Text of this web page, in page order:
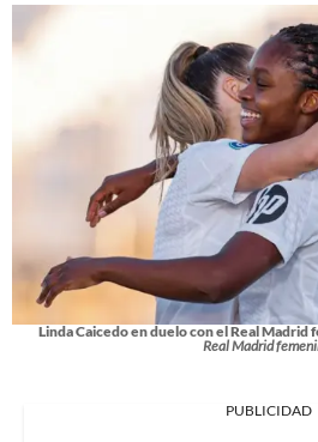
Linda Caicedo en duelo con el Real Madrid
Real Madrid
PUBLICIDAD